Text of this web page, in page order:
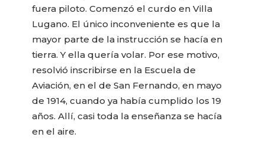
fuera piloto. Comenzó el curdo en Villa
Lugano. El único inconveniente es que la
mayor parte de la instrucción se hacía en
tierra. Y ella quería volar. Por ese motivo,
resolvió inscribirse en la Escuela de
Aviación, en el de San Fernando, en mayo
de 1914, cuando ya había cumplido los 19
años. Allí, casi toda la enseñanza se hacía
en el aire.